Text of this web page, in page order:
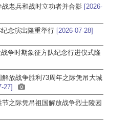
战老兵和战时立功者并合影 [2026-
念演出隆重举行 [2026-07-28]
争时期象征方队纪念行进仪式隆
解放战争胜利73周年之际凭吊大城
27]
节之际凭吊祖国解放战争烈士陵园